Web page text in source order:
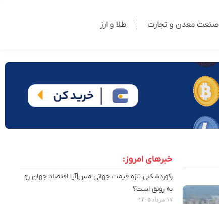
صنعت معدن و تجارت طلا و ارز
خبرهای امروز:
رکوردشکنی تازه قیمت جهانی مس|آیا اقتصاد جهان رو
به رونق است؟
۱۷ مرداد ۱۴۰۵